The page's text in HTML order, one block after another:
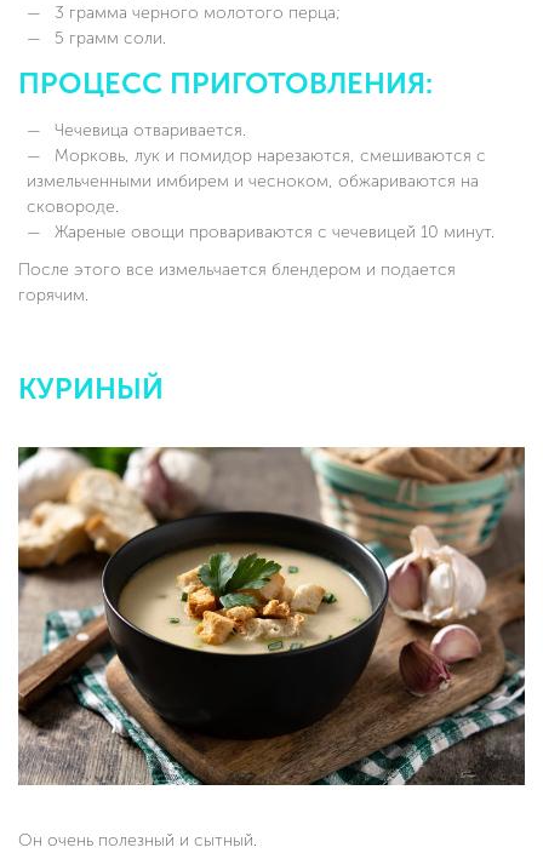
3 грамма черного молотого перца;
5 грамм соли.
ПРОЦЕСС ПРИГОТОВЛЕНИЯ:
Чечевица отваривается.
Морковь, лук и помидор нарезаются, смешиваются с
измельченными имбирем и чесноком, обжариваются на
сковороде.
Жареные овощи провариваются с чечевицей 10 минут.
После этого все измельчается блендером и подается
горячим.
КУРИНЫЙ
Он очень полезный и сытный.